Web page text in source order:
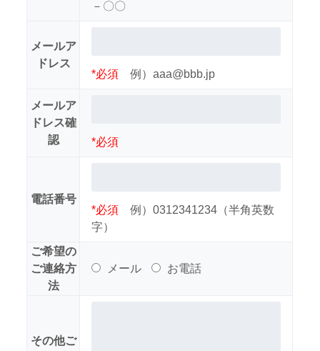
－〇〇
メールア
ドレス
*必須
例）aaa@bbb.jp
メールア
ドレス確
認
*必須
電話番号
*必須例）0312341234（半角英数
字）
ご希望の
ご連絡方
法
メール お電話
その他ご